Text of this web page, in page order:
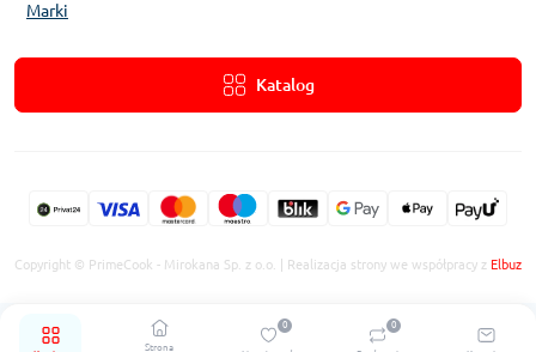
Strona
0 0
Marki
Katalog
Copyright © PrimeCook - Mirokana Sp. z o.o. | Realizacja strony we współpracy z Elbuz